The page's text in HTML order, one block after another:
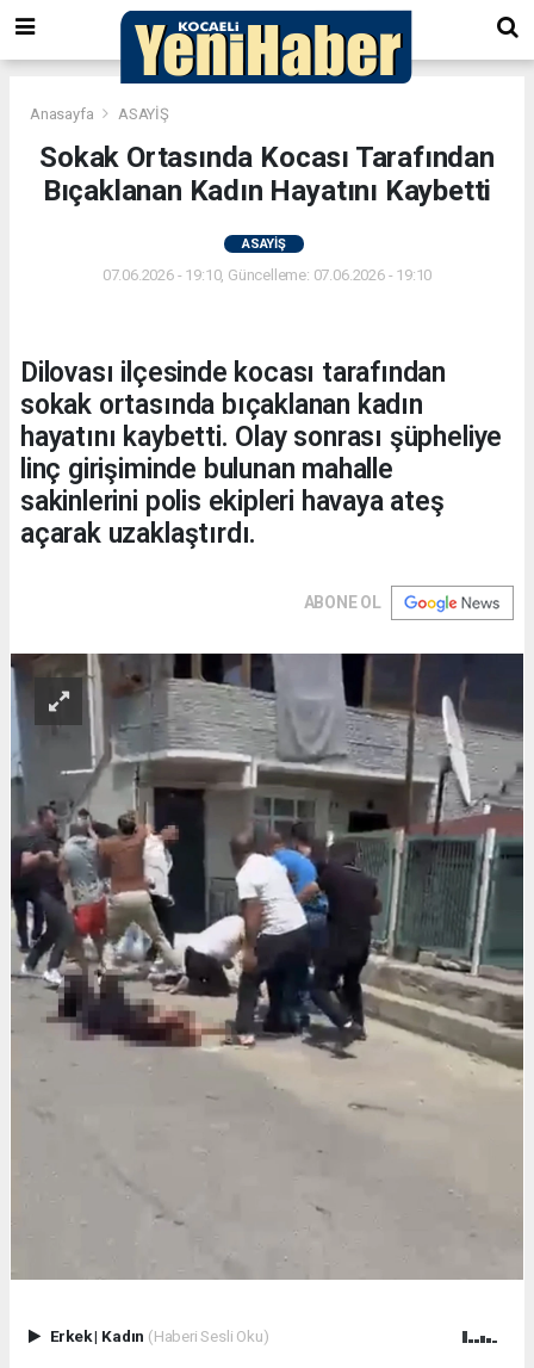
Anasayfa ASAYİŞ
Sokak Ortasında Kocası Tarafından
Bıçaklanan Kadın Hayatını Kaybetti
ASAYİŞ
07.06.2026 - 19:10, Güncelleme: 07.06.2026 - 19:10
Dilovası ilçesinde kocası tarafından
sokak ortasında bıçaklanan kadın
hayatını kaybetti. Olay sonrası şüpheliye
linç girişiminde bulunan mahalle
sakinlerini polis ekipleri havaya ateş
açarak uzaklaştırdı.
ABONE OL
Erkek| Kadın (Haberi Sesli Oku)